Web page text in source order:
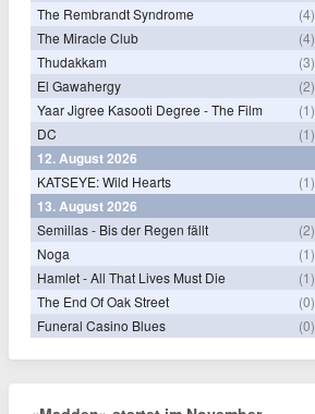
The Rembrandt Syndrome
(4)
The Miracle Club
(4)
Thudakkam
(3)
El Gawahergy
(2)
Yaar Jigree Kasooti Degree - The Film
(1)
DC
(1)
12. August 2026
KATSEYE: Wild Hearts (1)
13. August 2026
Semillas - Bis der Regen fällt
(2)
Noga
(1)
Hamlet - All That Lives Must Die
(1)
The End Of Oak Street
(0)
Funeral Casino Blues
(0)